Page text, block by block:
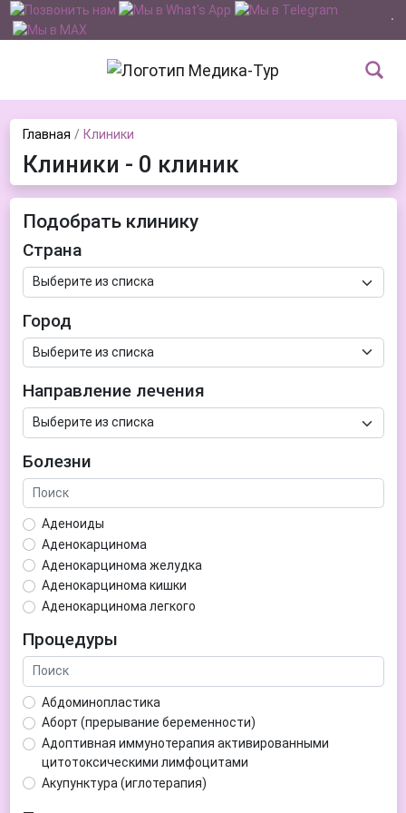
Главная Клиники
Клиники - 0 клиник
Подобрать клинику
Страна
Город
Направление лечения
Болезни
Аденоиды
Аденокарцинома
Аденокарцинома желудка
Аденокарцинома кишки
Аденокарцинома легкого
Аденома гипофиза
Аденома простаты
Аденома щитовидной железы
Аденомиоз
Адентия
Азооспермия
Акне (угри)
Алкоголизм
Процедуры
Абдоминопластика
Аборт (прерывание беременности)
Адоптивная иммунотерапия активированными
цитотоксическими лимфоцитами
Акупунктура (иглотерапия)